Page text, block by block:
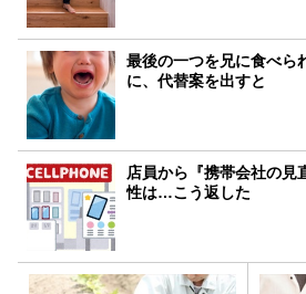
最後の一つを兄に食べら
に、代替案を出すと
店員から『携帯会社の見
性は…こう返した